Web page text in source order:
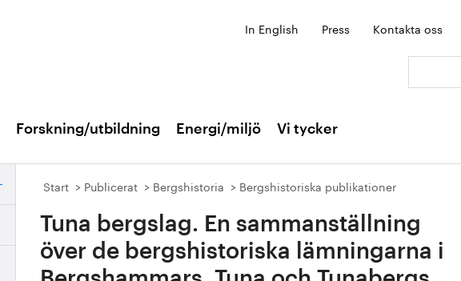
In English Press Kontakta oss
Forskning/utbildning Energi/miljö Vi tycker
Start Publicerat Bergshistoria Bergshistoriska publikationer
Tuna bergslag. En sammanställning
över de bergshistoriska lämningarna i